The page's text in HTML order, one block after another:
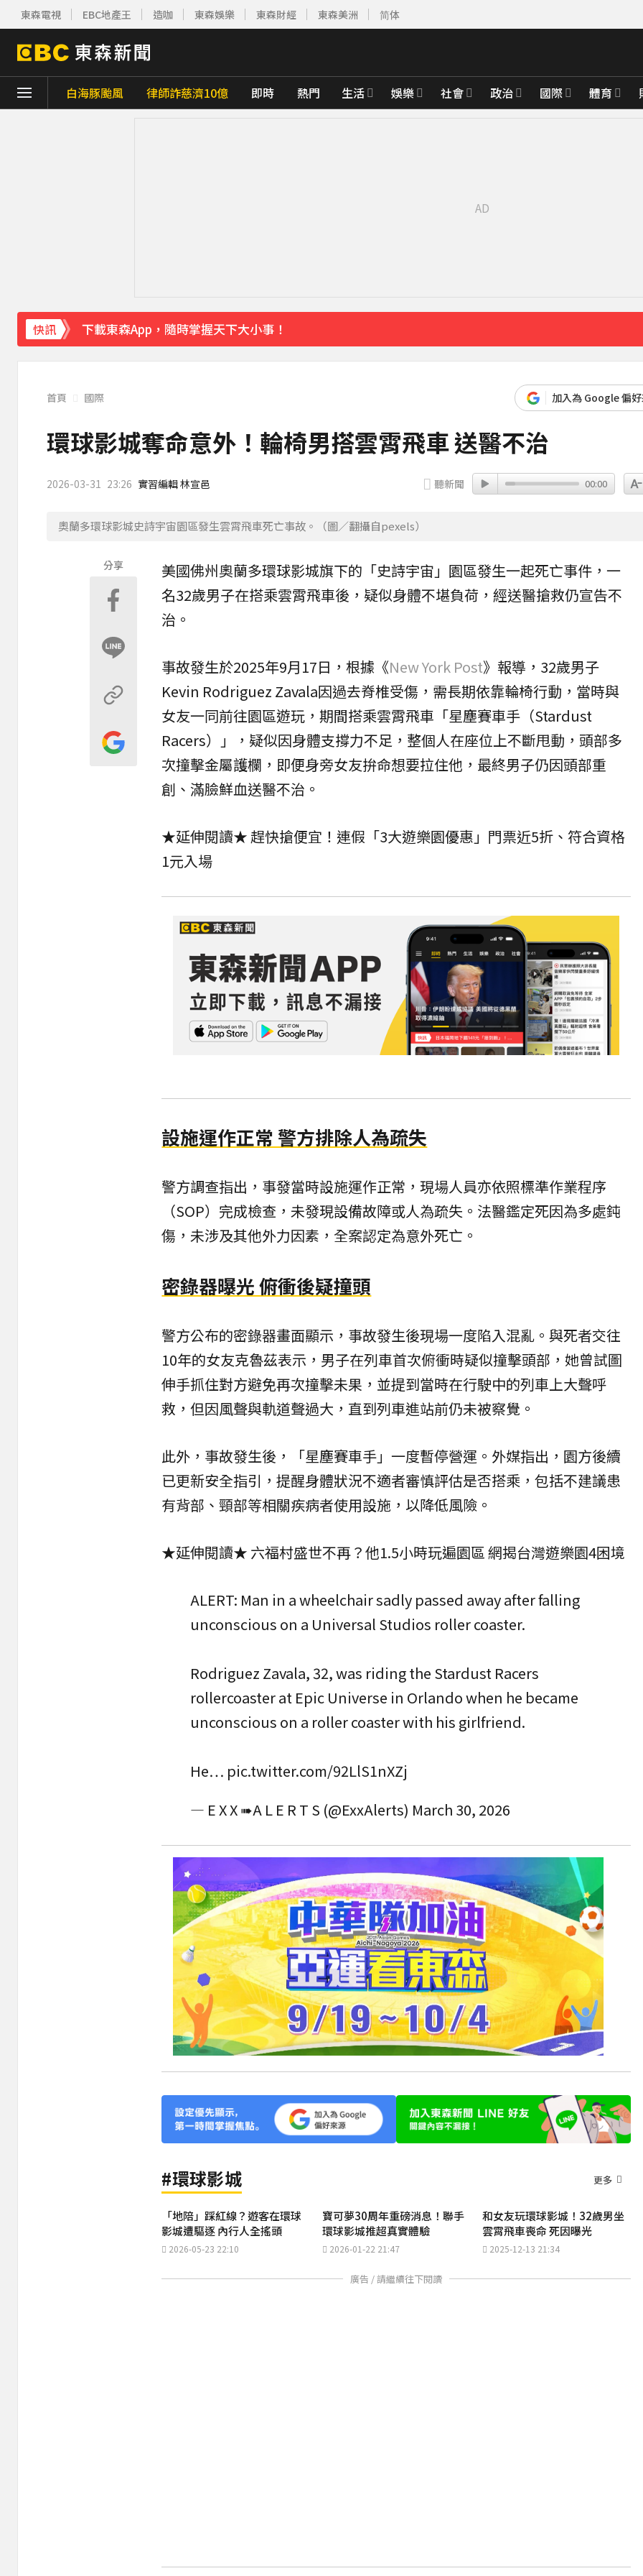
東森電視 EBC地產王 造咖 東森娛樂 東森財經 東森美洲 简体
白海豚颱風 律師詐慈濟10億 即時 熱門 生活 娛樂 社會 政治 國際 體育
快訊
下載東森App，隨時掌握天下大小事！
快訊／白海豚逼近！連江縣宣布明天停班停課
8分鐘前
首頁 國際 加入為 Google 偏
環球影城奪命意外！輪椅男搭雲霄飛車 送醫不治
2026-03-31 23:26 實習編輯 林宣邑 聽新聞 00:00
奧蘭多環球影城史詩宇宙園區發生雲霄飛車死亡事故。（圖／翻攝自pexels）
分享 美國佛州奧蘭多環球影城旗下的「史詩宇宙」園區發生一起死亡事件，一
名32歲男子在搭乘雲霄飛車後，疑似身體不堪負荷，經送醫搶救仍宣告不
治。
事故發生於2025年9月17日，根據《New York Post》報導，32歲男子
Kevin Rodriguez Zavala因過去脊椎受傷，需長期依靠輪椅行動，當時與
女友一同前往園區遊玩，期間搭乘雲霄飛車「星塵賽車手（Stardust
Racers）」，疑似因身體支撐力不足，整個人在座位上不斷甩動，頭部多
次撞擊金屬護欄，即便身旁女友拚命想要拉住他，最終男子仍因頭部重
創、滿臉鮮血送醫不治。
★延伸閱讀★ 趕快搶便宜！連假「3大遊樂園優惠」門票近5折、符合資格
1元入場
設施運作正常 警方排除人為疏失
警方調查指出，事發當時設施運作正常，現場人員亦依照標準作業程序
（SOP）完成檢查，未發現設備故障或人為疏失。法醫鑑定死因為多處鈍
傷，未涉及其他外力因素，全案認定為意外死亡 。
密錄器曝光 俯衝後疑撞頭
警方公布的密錄器畫面顯示，事故發生後現場一度陷入混亂。與死者交往
10年的女友克魯茲表示，男子在列車首次俯衝時疑似撞擊頭部，她曾試圖
伸手抓住對方避免再次撞擊未果，並提到當時在行駛中的列車上大聲呼
救，但因風聲與軌道聲過大，直到列車進站前仍未被察覺。
此外，事故發生後，「星塵賽車手」一度暫停營運。外媒指出，園方後續
已更新安全指引，提醒身體狀況不適者審慎評估是否搭乘，包括不建議患
有背部、頸部等相關疾病者使用設施，以降低風險。
★延伸閱讀★ 六福村盛世不再？他1.5小時玩遍園區 網揭台灣遊樂園4困境
ALERT: Man in a wheelchair sadly passed away after falling
unconscious on a Universal Studios roller coaster.
Rodriguez Zavala, 32, was riding the Stardust Racers
rollercoaster at Epic Universe in Orlando when he became
unconscious on a roller coaster with his girlfriend.
He… pic.twitter.com/92LlS1nXZj
— E X X ➠A L E R T S (@ExxAlerts) March 30, 2026
#環球影城 更多
「地陪」踩紅線？遊客在環球
影城遭驅逐 內行人全搖頭
2026-05-23 22:10
寶可夢30周年重磅消息！聯手
環球影城推超真實體驗
2026-01-22 21:47
和女友玩環球影城！32歲男坐
雲霄飛車喪命 死因曝光
2025-12-13 21:34
廣告 / 請繼續往下閱讀